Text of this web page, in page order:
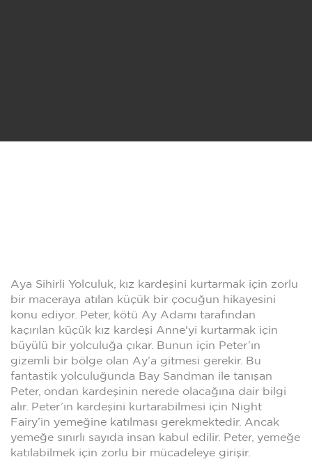
Aya Sihirli Yolculuk, kız kardeşini kurtarmak için zorlu
bir maceraya atılan küçük bir çocuğun hikayesini
konu ediyor. Peter, kötü Ay Adamı tarafından
kaçırılan küçük kız kardeşi Anne'yi kurtarmak için
büyülü bir yolculuğa çıkar. Bunun için Peter’ın
gizemli bir bölge olan Ay’a gitmesi gerekir. Bu
fantastik yolculuğunda Bay Sandman ile tanışan
Peter, ondan kardeşinin nerede olacağına dair bilgi
alır. Peter’ın kardeşini kurtarabilmesi için Night
Fairy’in yemeğine katılması gerekmektedir. Ancak
yemeğe sınırlı sayıda insan kabul edilir. Peter, yemeğe
katılabilmek için zorlu bir mücadeleye girişir.